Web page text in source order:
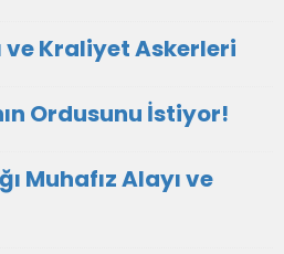
ve Kraliyet Askerleri
Ordusunu İstiyor!
Muhafız Alayı ve